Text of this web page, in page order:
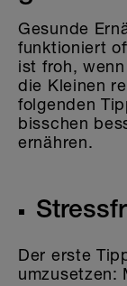
Gesunde
funktioniert
ist froh,
die Kleinen
folgenden
bisschen
ernähren.
Der erste
umzusetzen: